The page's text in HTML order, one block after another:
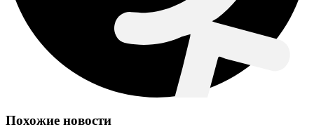
Похожие новости